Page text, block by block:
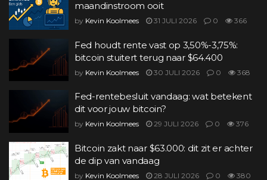
maandinstroom ooit
by Kevin Koolmees 31 JULI 2026 0 366
Fed houdt rente vast op 3,50%-3,75%:
bitcoin stuitert terug naar $64.400
by Kevin Koolmees 30 JULI 2026 0 368
Fed-rentebesluit vandaag: wat betekent
dit voor jouw bitcoin?
by Kevin Koolmees 29 JULI 2026 0 376
Bitcoin zakt naar $63.000: dit zit er achter
de dip van vandaag
by Kevin Koolmees 28 JULI 2026 0 380